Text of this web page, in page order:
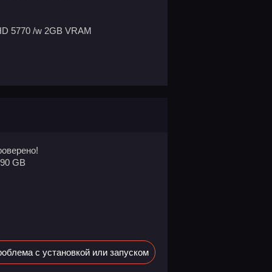
5770 /w 2GB VRAM
GB
с установкой или запуском